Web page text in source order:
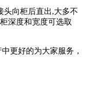
头向柜后直出,大多不
深度和宽度可选取
更好的为大家服务，